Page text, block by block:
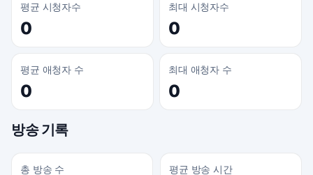
평균 시청자수
0
최대 시청자수
0
평균 애청자 수
0
최대 애청자 수
0
방송 기록
총 방송 수 평균 방송 시간